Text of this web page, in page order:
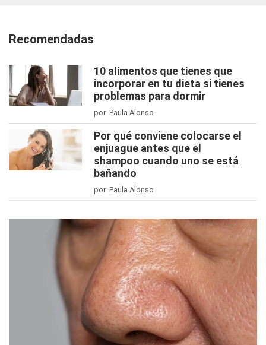
Recomendadas
10 alimentos que tienes que
incorporar en tu dieta si tienes
problemas para dormir
por Paula Alonso
Por qué conviene colocarse el
enjuague antes que el
shampoo cuando uno se está
bañando
por Paula Alonso